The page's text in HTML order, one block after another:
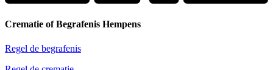
Crematie of Begrafenis Hempens
Regel de begrafenis